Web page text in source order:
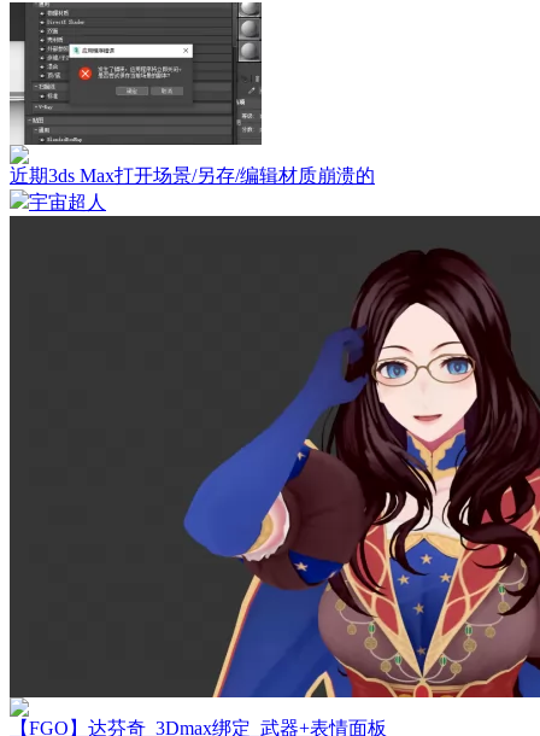
近期3ds Max打开场景/另存/编辑材质崩溃的
宇宙超人
【FGO】达芬奇_3Dmax绑定_武器+表情面板